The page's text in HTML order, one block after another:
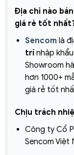
Địa chỉ nào bán
giá rẻ tốt
Sencom là
trínhập khẩu
Showroom
hơn 1000+
giá rẻ tốt
Chịu trách
Công ty Cổ
Sencom Việt